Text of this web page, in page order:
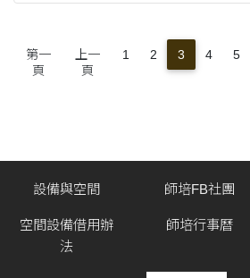
第一
頁
上一
頁
1 2 3 4 5
設備與空間
空間設備借用辦
法
師培FB社團
師培行事曆